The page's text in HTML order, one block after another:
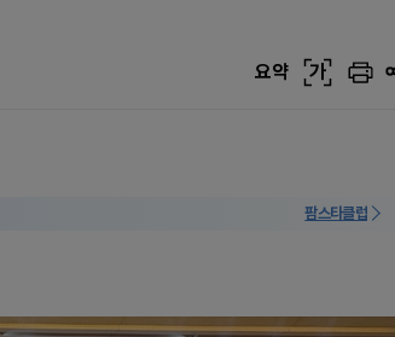
요약 가
팜스타클럽